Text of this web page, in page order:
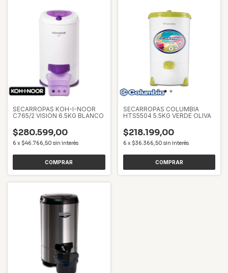
SECARROPAS KOH-I-NOOR
C765/2 VISION 6.5KG BLANCO
$280.599,00
6 x $46.766,50 sin interés
SECARROPAS COLUMBIA
HTS5504 5.5KG VERDE OLIVA
$218.199,00
6 x $36.366,50 sin interés